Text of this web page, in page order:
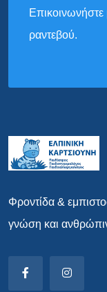
Επικοινωνήστε
ραντεβού.
Φροντίδα &
γνώση και